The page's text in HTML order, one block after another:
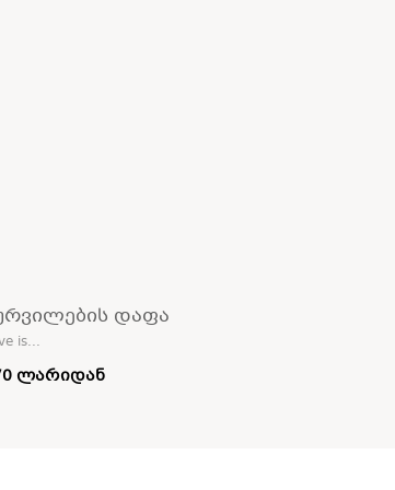
დაფა
is...
ლარიდან